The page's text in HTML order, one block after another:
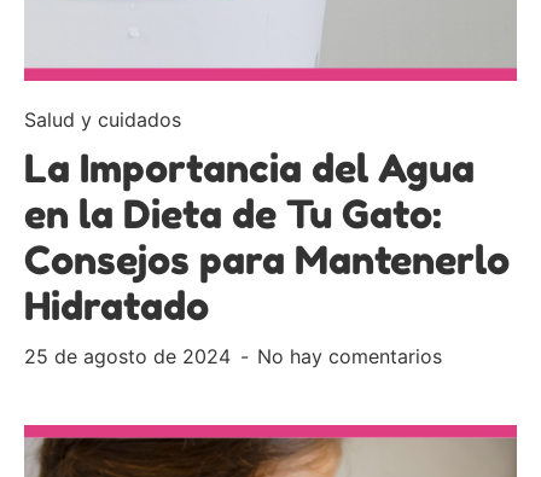
Salud y cuidados
La Importancia del Agua
en la Dieta de Tu Gato:
Consejos para Mantenerlo
Hidratado
25 de agosto de 2024 No hay comentarios